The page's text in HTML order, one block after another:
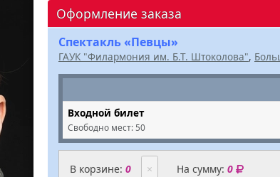
Оформление заказа
Спектакль «Певцы»
ГАУК "Филармония им. Б.Т. Штоколова",
Входной билет
Свободно мест: 50
В корзине: 0 × На сумму:0